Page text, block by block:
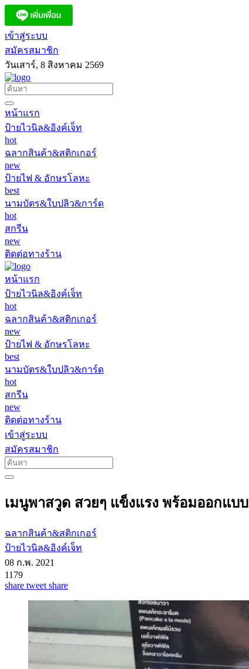
เข้าสู่ระบบ
สมัครสมาชิก
วันเสาร์, 8 สิงหาคม 2569
หน้าแรก
ป้ายไวนิล&อิงค์เจ็ท
hot
ฉลากสินค้า&สติกเกอร์
new
ป้ายไฟ & อักษรโลหะ
best
นามบัตร&ใบปลิว&การ์ด
hot
สกรีน
new
ติดต่อทางร้าน
หน้าแรก
ป้ายไวนิล&อิงค์เจ็ท
hot
ฉลากสินค้า&สติกเกอร์
new
ป้ายไฟ & อักษรโลหะ
best
นามบัตร&ใบปลิว&การ์ด
hot
สกรีน
new
ติดต่อทางร้าน
เข้าสู่ระบบ
สมัครสมาชิก
เมนูพาสวูด สวยๆ แข็งแรง พร้อมออกแบบ
ฉลากสินค้า&สติกเกอร์
ป้ายไวนิล&อิงค์เจ็ท
08 ก.พ. 2021
1179
share tweet share